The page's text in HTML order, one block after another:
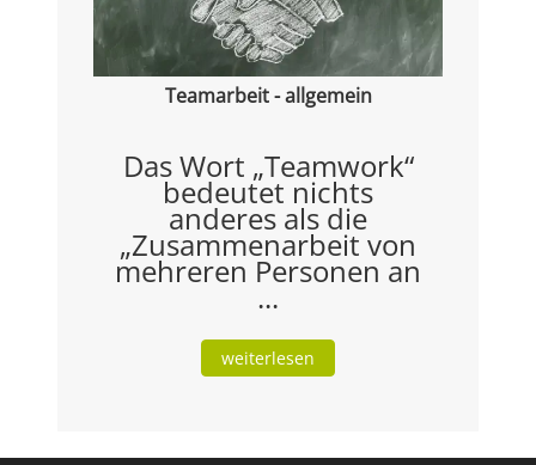
Teamarbeit - allgemein
Das Wort „Teamwork“
bedeutet nichts
anderes als die
„Zusammenarbeit von
mehreren Personen an
...
weiterlesen